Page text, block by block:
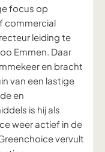
focus op
commercial
leiding te
Emmen. Daar
en bracht
van een lastige
en
is hij als
weer actief in de
vervult